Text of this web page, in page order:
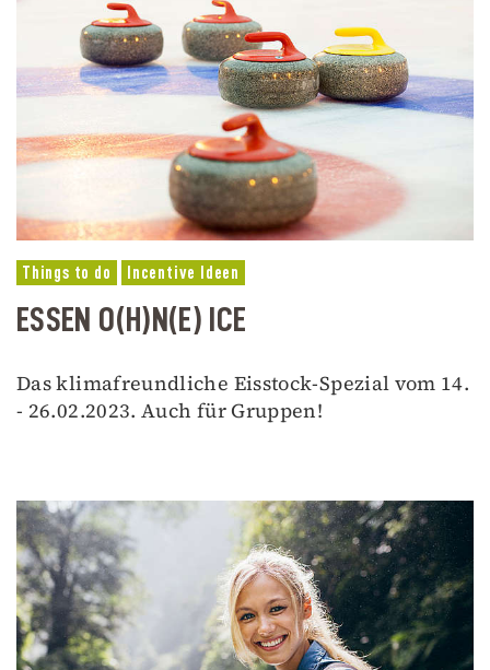
Things to do Incentive Ideen
ESSEN O(H)N(E) ICE
Das klimafreundliche Eisstock-Spezial vom 14.
- 26.02.2023. Auch für Gruppen!